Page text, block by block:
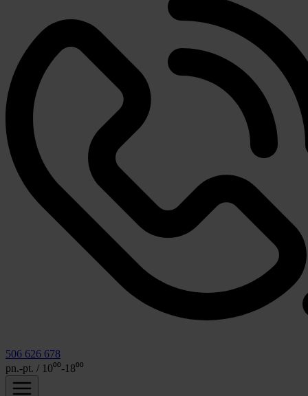
506 626 678
pn.-pt. / 10⁰⁰-18⁰⁰